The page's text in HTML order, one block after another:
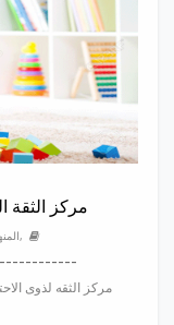
مركز الثقة
مركز الثقه لذوى